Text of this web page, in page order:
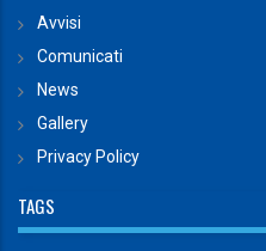
Avvisi
Comunicati
News
Gallery
Privacy Policy
TAGS